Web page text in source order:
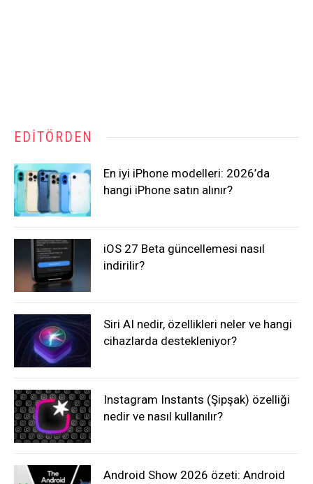
EDITÖRDEN
En iyi iPhone modelleri: 2026’da
hangi iPhone satın alınır?
iOS 27 Beta güncellemesi nasıl
indirilir?
Siri AI nedir, özellikleri neler ve hangi
cihazlarda destekleniyor?
Instagram Instants (Şipşak) özelliği
nedir ve nasıl kullanılır?
Android Show 2026 özeti: Android